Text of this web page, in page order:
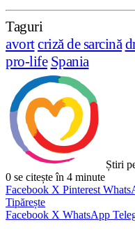
Taguri
avortcriză de sarcină
pro-life Spania
Știri
0 se citește în 4 minute
Facebook X Pinterest
Tipărește
Facebook X WhatsApp